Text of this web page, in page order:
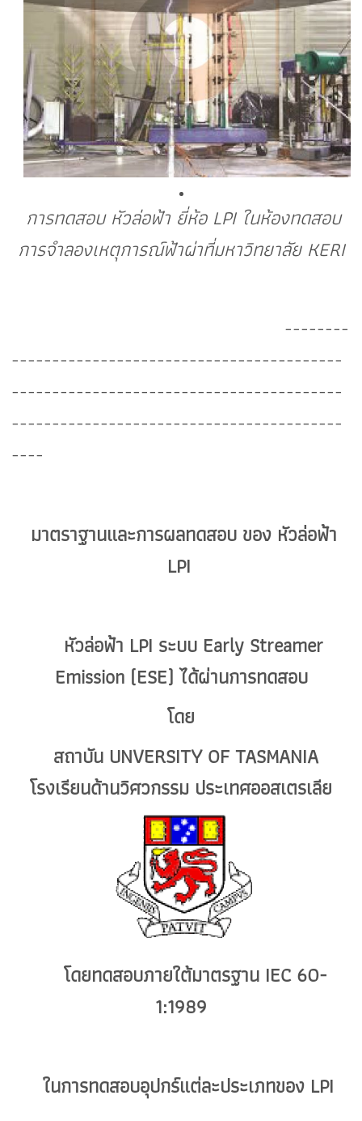
การทดสอบ หัวล่อฟ้า ยี่ห้อ LPI ในห้องทดสอบ
การจำลองเหตุการณ์ฟ้าผ่าที่มหาวิทยาลัย KERI
--------
-----------------------------------------
-----------------------------------------
-----------------------------------------
----
มาตราฐานและการผลทดสอบ ของ หัวล่อฟ้า
LPI
หัวล่อฟ้า LPI ระบบ Early Streamer
Emission (ESE) ได้ผ่านการทดสอบ
โดย
สถาบัน UNVERSITY OF TASMANIA
โรงเรียนด้านวิศวกรรม ประเทศออสเตรเลีย
โดยทดสอบภายใต้มาตรฐาน IEC 60-
1:1989
ในการทดสอบอุปกร์แต่ละประเภทของ LPI